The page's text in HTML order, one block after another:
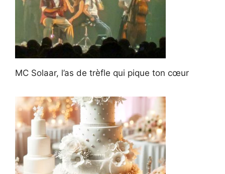
MC Solaar, l’as de trèfle qui pique ton cœur